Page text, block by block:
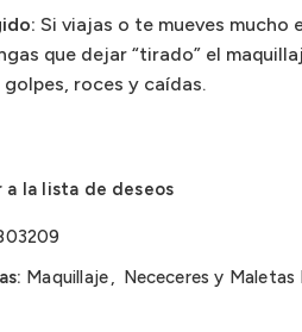
Si viajas o te mueves mucho
que dejar “tirado” el
roces y caídas.
a la lista de deseos
Maquillaje, Nececeres y Maletas